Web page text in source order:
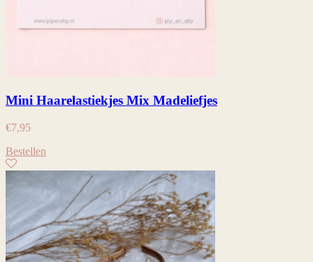
Mini Haarelastiekjes Mix Madeliefjes
€7,95
Bestellen